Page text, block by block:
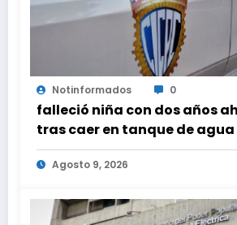
Notinformados 0
falleció niña con dos años
tras caer en tanque de agua
Agosto 9, 2026